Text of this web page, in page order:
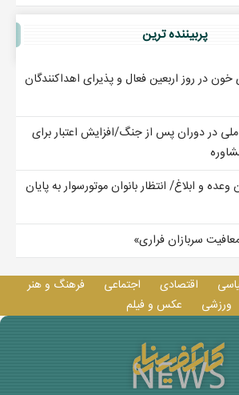
پربيننده ترين
در روز اربعین فعال و پذیرای اهداکنندگان
پویش ملی در دوران پس از جنگ/افزایش اعتبار برای
وعده و ابلاغ/ انتظار بانوان موتورسوار به پایان
سربازان فراری»
اقتصادی اجتماعی
فرهنگ و هنر
ورزشی
عکس و فيلم